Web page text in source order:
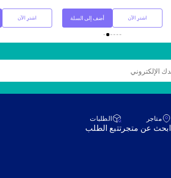
اشترِ الآن أضف إلى السلة اشترِ الآن
متاجر
ابحث عن متجر
‫الطلبات‬
‫تتبع الطلب‬